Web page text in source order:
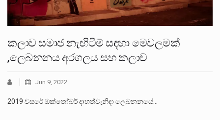
කලාව සමාජ නැඟිටීම් සඳහා මෙවලමක්
,ලෙබනනය අරගලය සහ කලාව
Jun 9, 2022
2019 ව‍සරේ ඔක්තෝබර් දාහත්වැනිදා ලෙබනනයේ…